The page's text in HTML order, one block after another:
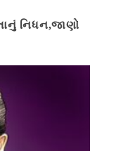
નિધન,જાણો